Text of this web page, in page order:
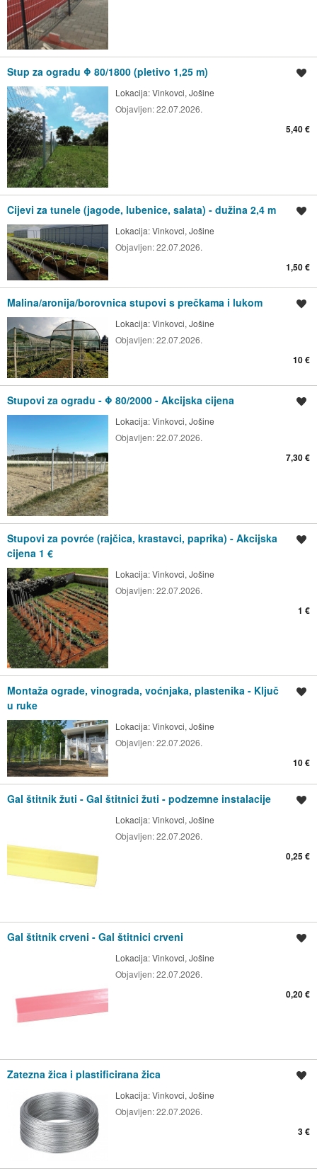
Stup za ogradu Φ 80/1800 (pletivo 1,25 m)
Lokacija:Vinkovci, Jošine
Objavljen:22.07.2026.
5,40 €
Cijevi za tunele (jagode, lubenice, salata) - dužina 2,4 m
Lokacija:Vinkovci, Jošine
Objavljen:22.07.2026.
1,50 €
Malina/aronija/borovnica stupovi s prečkama i lukom
Lokacija:Vinkovci, Jošine
Objavljen:22.07.2026.
10 €
Stupovi za ogradu - Φ 80/2000 - Akcijska cijena
Lokacija:Vinkovci, Jošine
Objavljen:22.07.2026.
7,30 €
Stupovi za povrće (rajčica, krastavci, paprika) - Akcijska
cijena 1 €
Lokacija:Vinkovci, Jošine
Objavljen:22.07.2026.
1 €
Montaža ograde, vinograda, voćnjaka, plastenika - Ključ
u ruke
Lokacija:Vinkovci, Jošine
Objavljen:22.07.2026.
10 €
Gal štitnik žuti - Gal štitnici žuti - podzemne instalacije
Lokacija:Vinkovci, Jošine
Objavljen:22.07.2026.
0,25 €
Gal štitnik crveni - Gal štitnici crveni
Lokacija:Vinkovci, Jošine
Objavljen:22.07.2026.
0,20 €
Zatezna žica i plastificirana žica
Lokacija:Vinkovci, Jošine
Objavljen:22.07.2026.
3 €